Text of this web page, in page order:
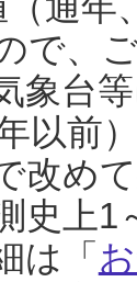
で、
象台
年以前
改め
史上1
は「